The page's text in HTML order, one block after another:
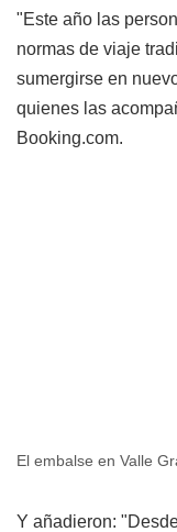
"Este año las
normas de viaje
sumergirse en
quienes las
Booking.com.
El embalse en Valle
Y añadieron: